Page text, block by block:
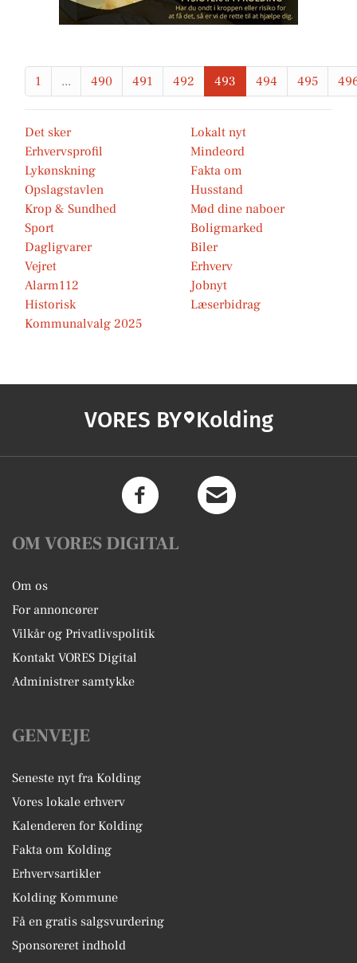
1 ... 490 491 492 493 494 495
Det sker
Lokalt nyt
Erhvervsprofil
Mindeord
Lykønskning
Fakta om
Opslagstavlen
Husstand
Krop & Sundhed
Mød dine naboer
Sport
Boligmarked
Dagligvarer
Biler
Vejret
Erhverv
Alarm112
Jobnyt
Historisk
Læserbidrag
Kommunalvalg 2025
VORES BY Kolding
OM VORES DIGITAL
Om os
For annoncører
Vilkår og Privatlivspolitik
Kontakt VORES Digital
Administrer samtykke
GENVEJE
Seneste nyt fra Kolding
Vores lokale erhverv
Kalenderen for Kolding
Fakta om Kolding
Erhvervsartikler
Kolding Kommune
Få en gratis salgsvurdering
Sponsoreret indhold